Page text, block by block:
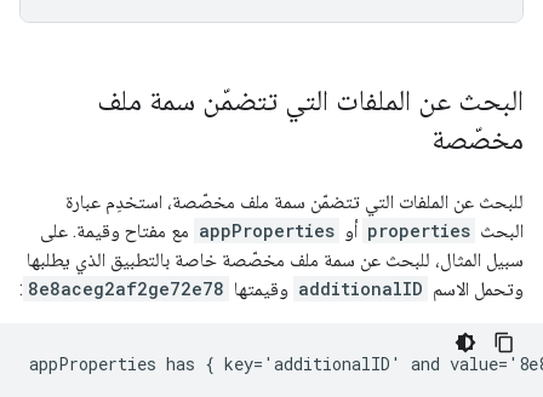
البحث عن الملفات التي تتضمّن سمة ملف
مخصّصة
للبحث عن الملفات التي تتضمّن سمة ملف مخصّصة، استخدِم عبارة
البحث properties أو appProperties مع مفتاح وقيمة. على
سبيل المثال، للبحث عن سمة ملف مخصّصة خاصة بالتطبيق الذي يطلبها
وتحمل الاسم additionalID وقيمتها 8e8aceg2af2ge72e78
: